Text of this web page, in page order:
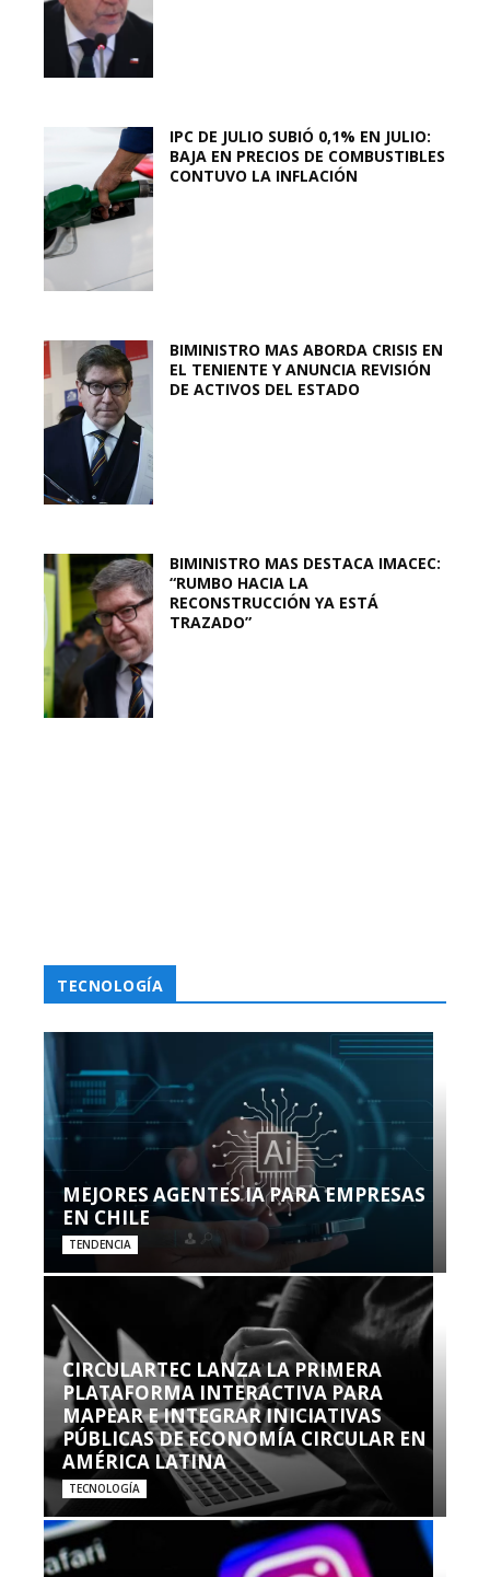
IPC DE JULIO SUBIÓ 0,1% EN JULIO:
BAJA EN PRECIOS DE COMBUSTIBLES
CONTUVO LA INFLACIÓN
BIMINISTRO MAS ABORDA CRISIS EN
EL TENIENTE Y ANUNCIA REVISIÓN
DE ACTIVOS DEL ESTADO
BIMINISTRO MAS DESTACA IMACEC:
“RUMBO HACIA LA
RECONSTRUCCIÓN YA ESTÁ
TRAZADO”
TECNOLOGÍA
MEJORES AGENTES IA PARA EMPRESAS
EN CHILE
TENDENCIA
CIRCULARTEC LANZA LA PRIMERA
PLATAFORMA INTERACTIVA PARA
MAPEAR E INTEGRAR INICIATIVAS
PÚBLICAS DE ECONOMÍA CIRCULAR EN
AMÉRICA LATINA
TECNOLOGÍA